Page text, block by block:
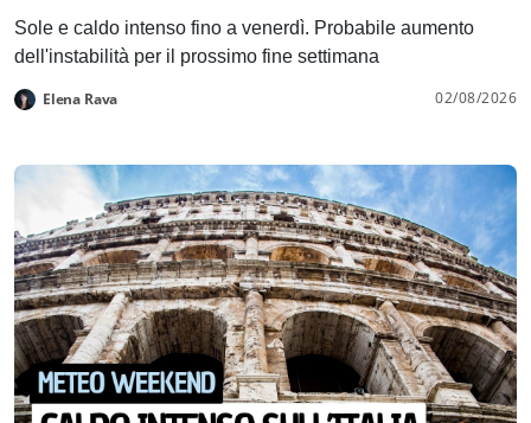
Sole e caldo intenso fino a venerdì. Probabile aumento
dell'instabilità per il prossimo fine settimana
Elena Rava 02/08/2026